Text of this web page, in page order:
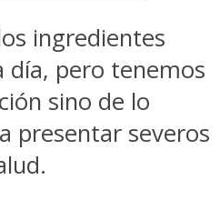
ingredientes
día, pero tenemos
sino de lo
presentar severos